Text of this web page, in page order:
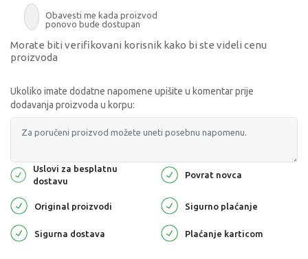
Obavesti me kada proizvod
ponovo bude dostupan
Morate biti verifikovani korisnik kako bi ste videli cenu
proizvoda
Ukoliko imate dodatne napomene upišite u komentar prije
dodavanja proizvoda u korpu:
Uslovi za besplatnu
dostavu
Povrat novca
Original proizvodi Sigurno plaćanje
Sigurna dostava Plaćanje karticom